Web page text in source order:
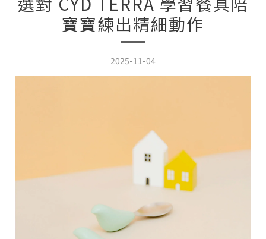
寶寶練出精細動作
2025-11-04